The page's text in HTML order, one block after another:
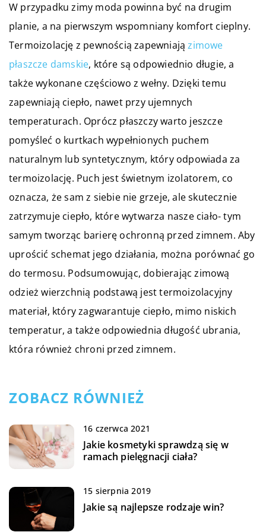
W przypadku zimy moda powinna być na drugim
planie, a na pierwszym wspomniany komfort cieplny.
Termoizolację z pewnością zapewniajązimowe
płaszcze damskie, które są odpowiednio długie, a
także wykonane częściowo z wełny. Dzięki temu
zapewniają ciepło, nawet przy ujemnych
temperaturach. Oprócz płaszczy warto jeszcze
pomyśleć o kurtkach wypełnionych puchem
naturalnym lub syntetycznym, który odpowiada za
termoizolację. Puch jest świetnym izolatorem, co
oznacza, że sam z siebie nie grzeje, ale skutecznie
zatrzymuje ciepło, które wytwarza nasze ciało- tym
samym tworząc barierę ochronną przed zimnem. Aby
uprościć schemat jego działania, można porównać go
do termosu. Podsumowując, dobierając zimową
odzież wierzchnią podstawą jest termoizolacyjny
materiał, który zagwarantuje ciepło, mimo niskich
temperatur, a także odpowiednia długość ubrania,
która również chroni przed zimnem.
ZOBACZ RÓWNIEŻ
16 czerwca 2021
Jakie kosmetyki sprawdzą się w
ramach pielęgnacji ciała?
15 sierpnia 2019
Jakie są najlepsze rodzaje win?